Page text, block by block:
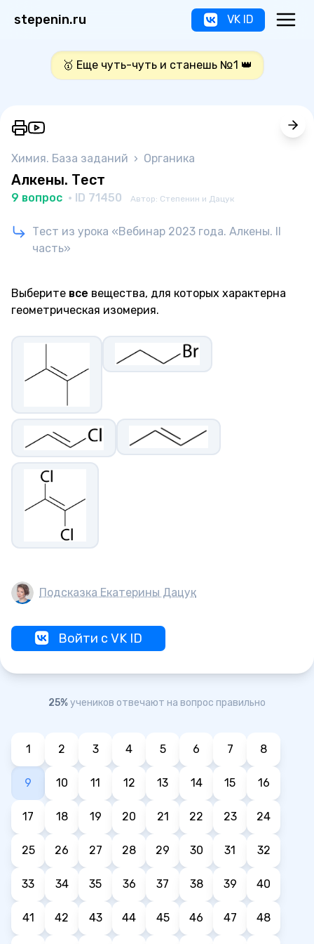
stepenin.ru VK ID
🥇 Еще чуть-чуть и станешь №1 👑
Химия. База заданий › Органика
Алкены. Тест
9 вопрос · ID 71450 Автор: Степенин и Дацук
Тест из урока «Вебинар 2023 года. Алкены. II
часть»
Выберите все вещества, для которых характерна
геометрическая изомерия.
Подсказка Екатерины Дацук
Войти с VK ID
25%учеников отвечают на вопрос правильно
1 2 3 4 5 6 7 8
9 10 11 12 13 14 15 16
17 18 19 20 21 22 23 24
25 26 27 28 29 30 31 32
33 34 35 36 37 38 39 40
41 42 43 44 45 46 47 48